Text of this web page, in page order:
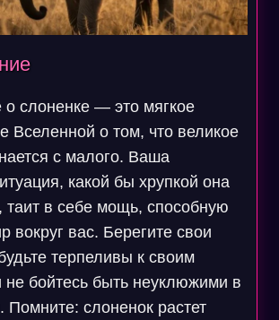
слоненке — это мягкое
Вселенной о том, что великое
с малого. Ваша
какой бы хрупкой она
таит в себе мощь, способную
вокруг вас. Берегите свои
терпеливы к своим
не бойтесь быть неуклюжими в
Помните: слоненок растет